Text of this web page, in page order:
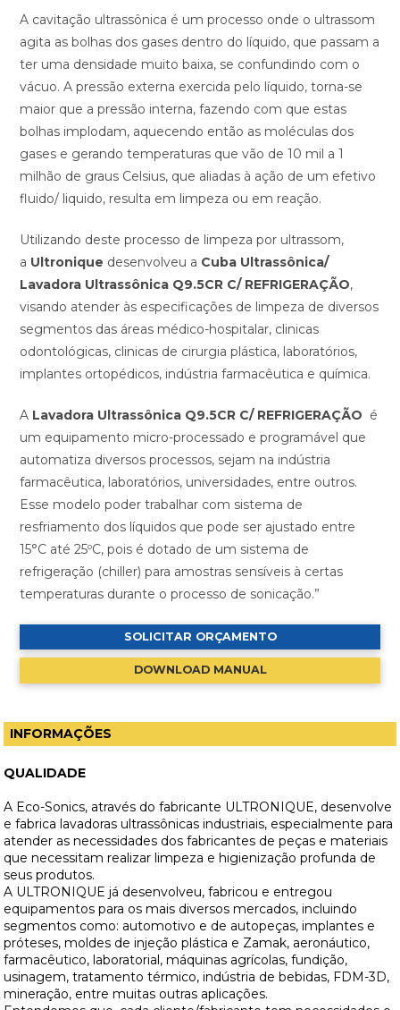
A cavitação ultrassônica é um processo onde o ultrassom
agita as bolhas dos gases dentro do líquido, que passam a
ter uma densidade muito baixa, se confundindo com o
vácuo. A pressão externa exercida pelo líquido, torna-se
maior que a pressão interna, fazendo com que estas
bolhas implodam, aquecendo então as moléculas dos
gases e gerando temperaturas que vão de 10 mil a 1
milhão de graus Celsius, que aliadas à ação de um efetivo
fluido/ liquido, resulta em limpeza ou em reação.
Utilizando deste processo de limpeza por ultrassom,
a Ultronique desenvolveu a Cuba Ultrassônica/
Lavadora Ultrassônica Q9.5CR C/ REFRIGERAÇÃO,
visando atender às especificações de limpeza de diversos
segmentos das áreas médico-hospitalar, clinicas
odontológicas, clinicas de cirurgia plástica, laboratórios,
implantes ortopédicos, indústria farmacêutica e química.
A Lavadora Ultrassônica Q9.5CR C/ REFRIGERAÇÃO é
um equipamento micro-processado e programável que
automatiza diversos processos, sejam na indústria
farmacêutica, laboratórios, universidades, entre outros.
Esse modelo poder trabalhar com sistema de
resfriamento dos líquidos que pode ser ajustado entre
15°C até 25ºC, pois é dotado de um sistema de
refrigeração (chiller) para amostras sensíveis à certas
temperaturas durante o processo de sonicação.”
SOLICITAR ORÇAMENTO
DOWNLOAD MANUAL
INFORMAÇÕES
QUALIDADE
A Eco-Sonics, através do fabricante ULTRONIQUE, desenvolve
e fabrica lavadoras ultrassônicas industriais, especialmente para
atender as necessidades dos fabricantes de peças e materiais
que necessitam realizar limpeza e higienização profunda de
seus produtos.
A ULTRONIQUE já desenvolveu, fabricou e entregou
equipamentos para os mais diversos mercados, incluindo
segmentos como: automotivo e de autopeças, implantes e
próteses, moldes de injeção plástica e Zamak, aeronáutico,
farmacêutico, laboratorial, máquinas agrícolas, fundição,
usinagem, tratamento térmico, indústria de bebidas, FDM-3D,
mineração, entre muitas outras aplicações.